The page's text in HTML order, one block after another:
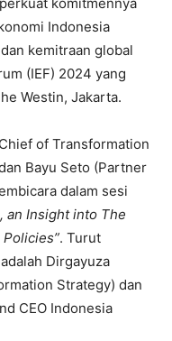
Indonesia
kemitraan global
(IEF) 2024 yang
Westin, Jakarta.
of Transformation
Bayu Seto (Partner
dalam sesi
an Insight into The
Policies”. Turut
Dirgayuza
Strategy) dan
CEO Indonesia